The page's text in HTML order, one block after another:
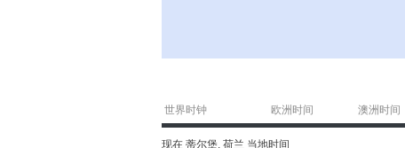
世界时钟 欧洲时间 澳洲时间
现在 蒂尔堡, 荷兰 当地时间